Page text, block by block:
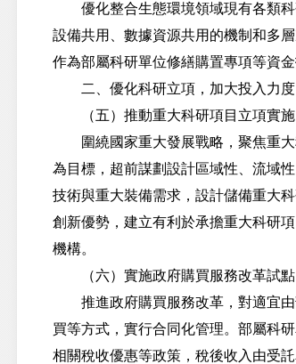
優化整合生態環境領域現有各類科
設備共用、數據資源共用的機制和多
作為部屬科研單位修繕購置專項等資金
二、優化科研立項，加大投入力度
（五）推動重大科研項目立項實施
圍繞國家重大發展戰略，聚焦重大
為目標，超前謀劃設計區域性、流域
技術與重大裝備需求，設計儲備重大
創新優勢，建立有利於承擔重大科研
機構。
（六）實施政府購買服務改革試點
推進政府購買服務改革，對適宜由
買等方式，實行合同化管理。部屬科
相關稅收優惠等政策，稅後收入由受